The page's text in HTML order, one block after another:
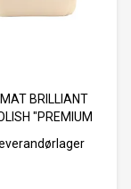
BRILLIANT
"PREMIUM
Kn a' 10 ltr